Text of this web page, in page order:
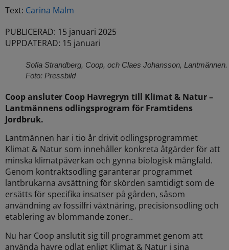
Text: Carina Malm
PUBLICERAD: 15 januari 2025
UPPDATERAD: 15 januari
Sofia Strandberg, Coop, och Claes Johansson, Lantmännen.
Foto: Pressbild
Coop ansluter Coop Havregryn till Klimat & Natur –
Lantmännens odlingsprogram för Framtidens
Jordbruk.
Lantmännen har i tio år drivit odlingsprogrammet
Klimat & Natur som innehåller konkreta åtgärder för att
minska klimatpåverkan och gynna biologisk mångfald.
Genom kontraktsodling garanterar programmet
lantbrukarna avsättning för skörden samtidigt som de
ersätts för specifika insatser på gården, såsom
användning av fossilfri växtnäring, precisionsodling och
etablering av blommande zoner..
Nu har Coop anslutit sig till programmet genom att
använda havre odlat enligt Klimat & Natur i sina